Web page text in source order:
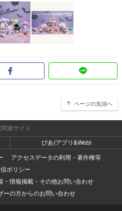
ページの先頭へ
連サイト
ぴあ(アプリ&Web)
アクセスデータの利用・著作権等
ポリシー
・情報掲載・その他お問い合わせ
ーの方からのお問い合わせ